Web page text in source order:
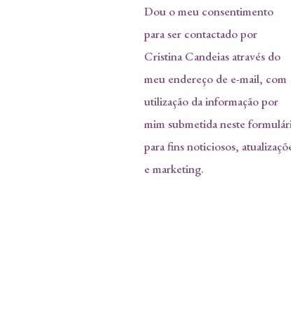
Dou o meu consentimento
para ser contactado por
Cristina Candeias através do
meu endereço de e-mail, com
utilização da informação por
mim submetida neste
para fins noticiosos,
e marketing.